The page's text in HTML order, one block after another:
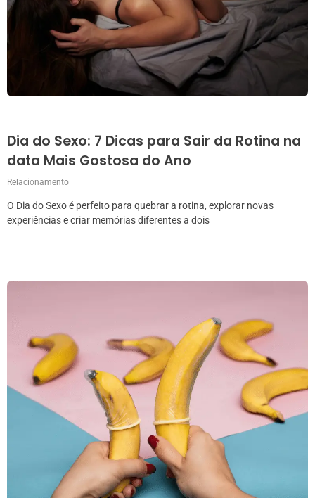
Dia do Sexo: 7 Dicas para Sair da Rotina na
data Mais Gostosa do Ano
Relacionamento
O Dia do Sexo é perfeito para quebrar a rotina, explorar novas
experiências e criar memórias diferentes a dois